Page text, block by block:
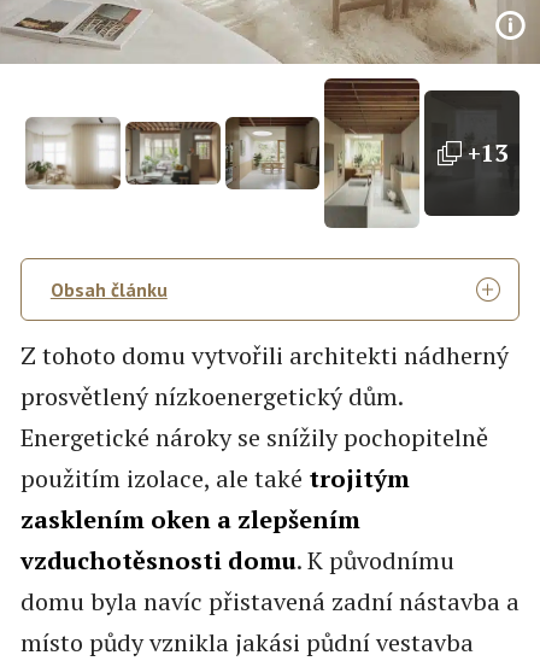
+13
Obsah článku
Z tohoto domu vytvořili architekti nádherný
prosvětlený nízkoenergetický dům.
Energetické nároky se snížily pochopitelně
použitím izolace, ale také trojitým
zasklením oken a zlepšením
vzduchotěsnosti domu. K původnímu
domu byla navíc přistavená zadní nástavba a
místo půdy vznikla jakási půdní vestavba